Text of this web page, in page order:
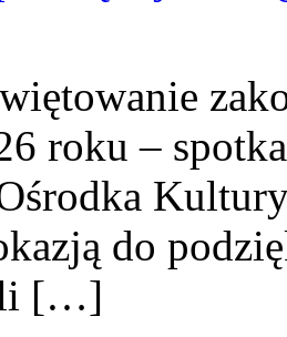
roku –
do
[…]